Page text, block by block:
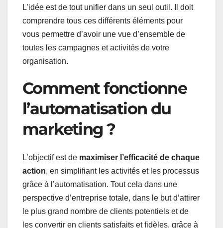
L’idée est de tout unifier dans un seul outil. Il doit
comprendre tous ces différents éléments pour
vous permettre d’avoir une vue d’ensemble de
toutes les campagnes et activités de votre
organisation.
Comment fonctionne
l’automatisation du
marketing ?
L’objectif est de maximiser l’efficacité de chaque
action, en simplifiant les activités et les processus
grâce à l’automatisation. Tout cela dans une
perspective d’entreprise totale, dans le but d’attirer
le plus grand nombre de clients potentiels et de
les convertir en clients satisfaits et fidèles, grâce à